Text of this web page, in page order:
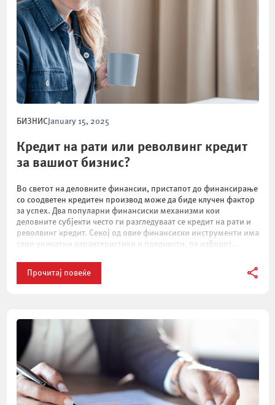
БИЗНИС January 15, 2025
Кредит на рати или револвинг кредит
за вашиот бизнис?
Во светот на деловните финансии, пристапот до финансирање
со соодветен кредитен производ може да биде клучен фактор
за успех. Два популарни финансиски механизми кои
деловните субјекти често ги разгледуваат се кредит на рати и
револвинг кредит. Секој од овие финансиски инструменти има
свои уникатни карактеристики и предности, па изборот
Прочитај повеќе